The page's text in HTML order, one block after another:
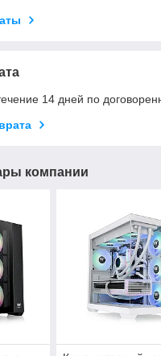
14 дней по
компании